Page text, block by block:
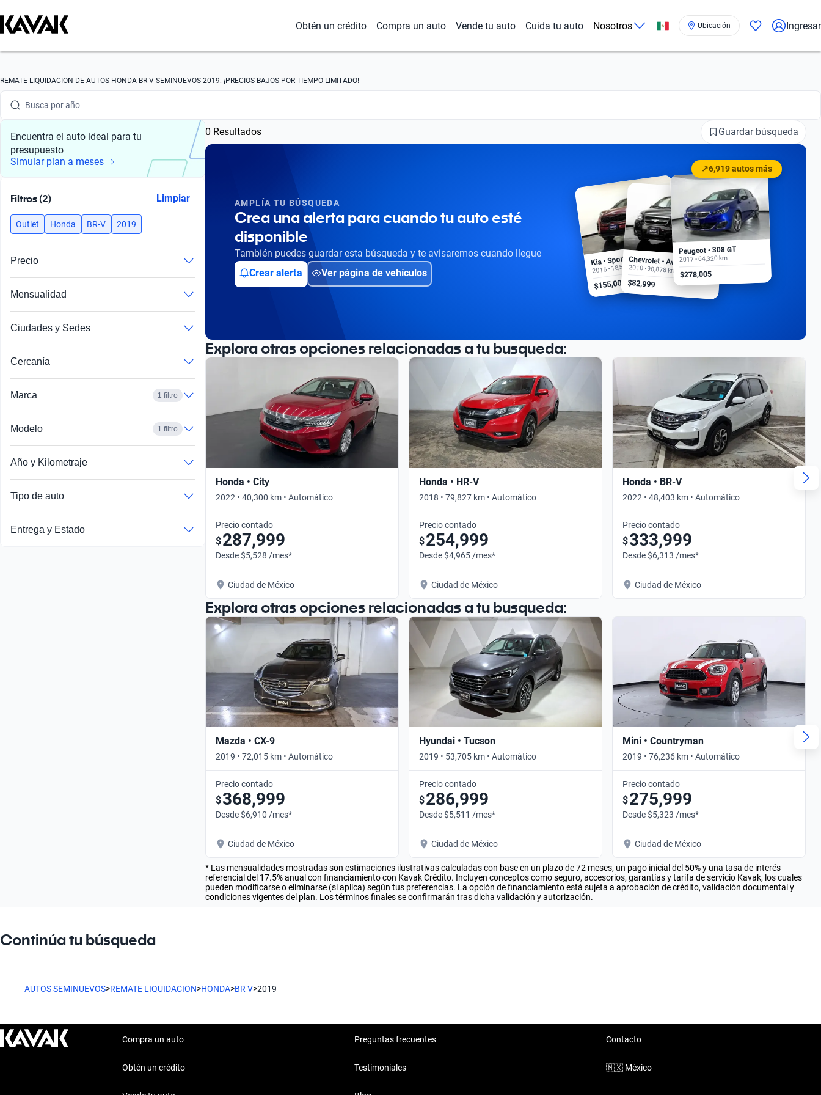
Obtén un crédito Compra un auto Vende tu auto Cuida tu auto Nosotros Ubicación Ingresar
REMATE LIQUIDACION DE AUTOS HONDA BR V SEMINUEVOS 2019: ¡PRECIOS BAJOS POR TIEMPO LIMITADO!
Busca por marca
Busca por modelo
Busca por versión
Busca por año
Busca por marca
Busca por modelo
Busca por año
Encuentra el auto ideal para tu
presupuesto
Simular plan a meses
Filtros (2) Limpiar
Outlet Honda BR-V 2019
Precio
Mensualidad
Ciudades y Sedes
Cercanía
Marca 1 filtro
Modelo 1 filtro
Año y Kilometraje
Tipo de auto
Entrega y Estado
0 Resultados Guardar búsqueda
AMPLÍA TU BÚSQUEDA
Crea una alerta para cuando tu auto esté
disponible
También puedes guardar esta búsqueda y te avisaremos cuando llegue
Crear alerta
Ver página de vehículos
↗6,919 autos más
Kia • Sportage EX
2016 • 18,500 km
$155,000
Chevrolet • Aveo
2010 • 90,878 km
$82,999
Peugeot • 308 GT
2017 • 64,320 km
$278,005
Explora otras opciones relacionadas a tu busqueda:
Honda • City
2022 • 40,300 km • Automático
Precio contado
$287,999
Desde $5,528 /mes*
Ciudad de México
Honda • HR-V
2018 • 79,827 km • Automático
Precio contado
$254,999
Desde $4,965 /mes*
Ciudad de México
Honda • BR-V
2022 • 48,403 km • Automático
Precio contado
$333,999
Desde $6,313 /mes*
Ciudad de México
Explora otras opciones relacionadas a tu busqueda:
Mazda • CX-9
2019 • 72,015 km • Automático
Precio contado
$368,999
Desde $6,910 /mes*
Ciudad de México
Hyundai • Tucson
2019 • 53,705 km • Automático
Precio contado
$286,999
Desde $5,511 /mes*
Ciudad de México
Mini • Countryman
2019 • 76,236 km • Automático
Precio contado
$275,999
Desde $5,323 /mes*
Ciudad de México
* Las mensualidades mostradas son estimaciones ilustrativas calculadas con base en un plazo de 72 meses, un pago inicial del 50% y una tasa de interés
referencial del 17.5% anual con financiamiento con Kavak Crédito. Incluyen conceptos como seguro, accesorios, garantías y tarifa de servicio Kavak, los cuales
pueden modificarse o eliminarse (si aplica) según tus preferencias. La opción de financiamiento está sujeta a aprobación de crédito, validación documental y
condiciones vigentes del plan. Los términos finales se confirmarán tras dicha validación y autorización.
Continúa tu búsqueda
AUTOS SEMINUEVOS>REMATE LIQUIDACION>HONDA>BR V>2019
Compra un auto
Obtén un crédito
Preguntas frecuentes
Testimoniales
Contacto
🇲🇽 México